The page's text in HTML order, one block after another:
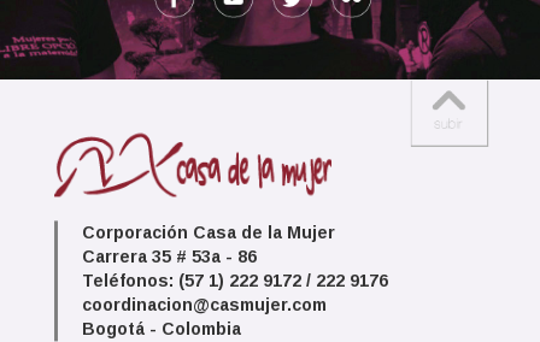
Corporación Casa de la Mujer
Carrera 35 # 53a - 86
Teléfonos: (57 1) 222 9172 / 222 9176
coordinacion@casmujer.com
Bogotá - Colombia